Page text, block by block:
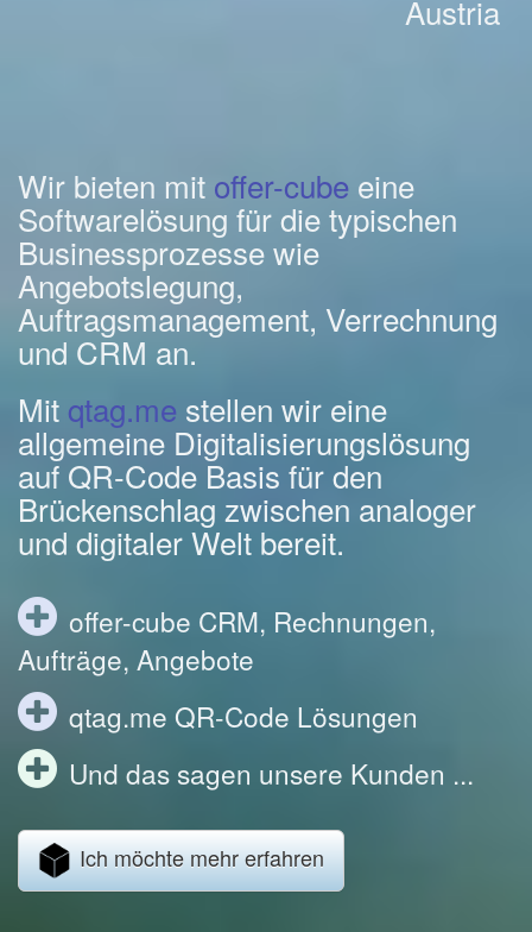
Austria
Wir bieten mit offer-cube eine
Softwarelösung für die typischen
Businessprozesse wie
Angebotslegung,
Auftragsmanagement, Verrechnung
und CRM an.
Mit qtag.me stellen wir eine
allgemeine Digitalisierungslösung
auf QR-Code Basis für den
Brückenschlag zwischen analoger
und digitaler Welt bereit.
offer-cube CRM, Rechnungen,
Aufträge, Angebote
qtag.me QR-Code Lösungen
Und das sagen unsere Kunden ...
Ich möchte mehr erfahren